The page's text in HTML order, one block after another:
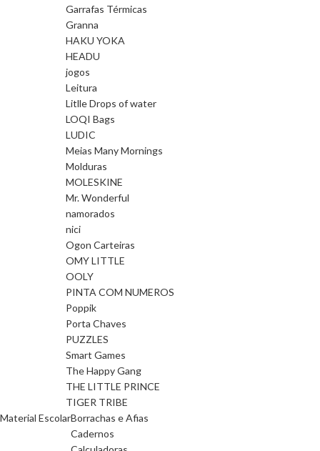
Garrafas Térmicas
Granna
HAKU YOKA
HEADU
jogos
Leitura
Litlle Drops of water
LOQI Bags
LUDIC
Meias Many Mornings
Molduras
MOLESKINE
Mr. Wonderful
namorados
nici
Ogon Carteiras
OMY LITTLE
OOLY
PINTA COM NUMEROS
Poppik
Porta Chaves
PUZZLES
Smart Games
The Happy Gang
THE LITTLE PRINCE
TIGER TRIBE
Material EscolarBorrachas e Afias
Cadernos